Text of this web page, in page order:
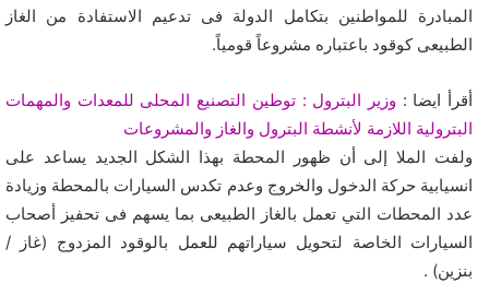
المبادرة للمواطنين بتكامل الدولة فى تدعيم الاستفادة من الغاز
الطبيعى كوقود باعتباره مشروعاً قومياً.
أقرأ ايضا : وزير البترول : توطين التصنيع المحلى للمعدات والمهمات
البترولية اللازمة لأنشطة البترول والغاز والمشروعات
ولفت الملا إلى أن ظهور المحطة بهذا الشكل الجديد يساعد على
انسيابية حركة الدخول والخروج وعدم تكدس السيارات بالمحطة وزيادة
عدد المحطات التي تعمل بالغاز الطبيعى بما يسهم فى تحفيز أصحاب
السيارات الخاصة لتحويل سياراتهم للعمل بالوقود المزدوج (غاز /
بنزين) .